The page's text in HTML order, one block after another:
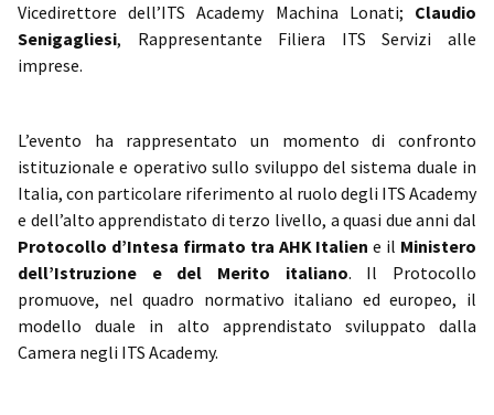
Vicedirettore dell’ITS Academy Machina Lonati; Claudio
Senigagliesi, Rappresentante Filiera ITS Servizi alle
imprese.
L’evento ha rappresentato un momento di confronto
istituzionale e operativo sullo sviluppo del sistema duale in
Italia, con particolare riferimento al ruolo degli ITS Academy
e dell’alto apprendistato di terzo livello, a quasi due anni dal
Protocollo d’Intesa firmato tra AHK Italien e il Ministero
dell’Istruzione e del Merito italiano. Il Protocollo
promuove, nel quadro normativo italiano ed europeo, il
modello duale in alto apprendistato sviluppato dalla
Camera negli ITS Academy.